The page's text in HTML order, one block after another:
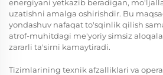
energiyani yetkazib beradigan,
uzatishni amalga oshirishdir. Bu
yondashuv nafaqat to'sqinlik qilish
atrof-muhitdagi me'yoriy simsiz
zararli ta'sirni kamaytiradi.
Tizimlarining texnik afzalliklari va